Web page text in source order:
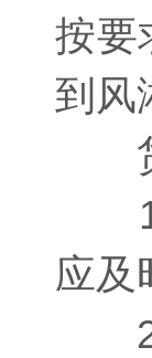
按要
到风
货
1
应及
2